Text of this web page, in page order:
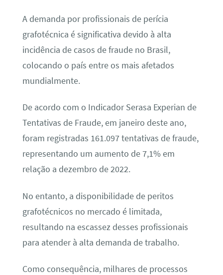
A demanda por profissionais de perícia
grafotécnica é significativa devido à alta
incidência de casos de fraude no Brasil,
colocando o país entre os mais afetados
mundialmente.
De acordo com o Indicador Serasa Experian de
Tentativas de Fraude, em janeiro deste ano,
foram registradas 161.097 tentativas de fraude,
representando um aumento de 7,1% em
relação a dezembro de 2022.
No entanto, a disponibilidade de peritos
grafotécnicos no mercado é limitada,
resultando na escassez desses profissionais
para atender à alta demanda de trabalho.
Como consequência, milhares de processos